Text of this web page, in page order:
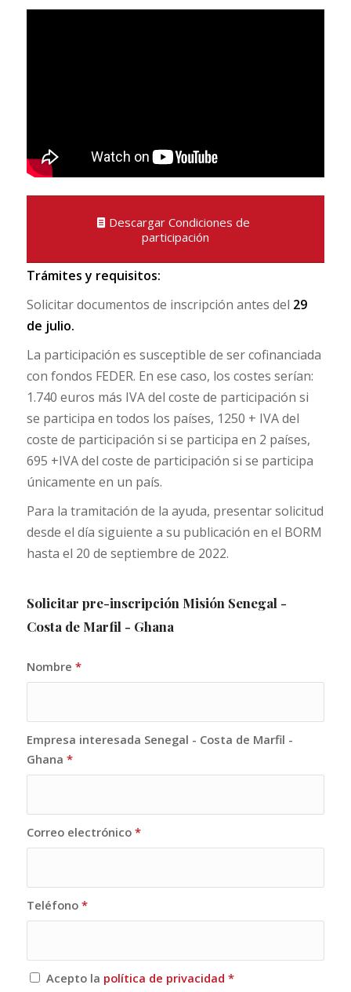
Descargar Condiciones de
participación
Trámites y requisitos:
Solicitar documentos de inscripción antes del 29
de julio.
La participación es susceptible de ser cofinanciada
con fondos FEDER. En ese caso, los costes serían:
1.740 euros más IVA del coste de participación si
se participa en todos los países, 1250 + IVA del
coste de participación si se participa en 2 países,
695 +IVA del coste de participación si se participa
únicamente en un país.
Para la tramitación de la ayuda, presentar solicitud
desde el día siguiente a su publicación en el BORM
hasta el 20 de septiembre de 2022.
Solicitar pre-inscripción Misión Senegal -
Costa de Marfil - Ghana
Nombre *
Empresa interesada Senegal - Costa de Marfil -
Ghana *
Correo electrónico *
Teléfono *
Acepto la política de privacidad *